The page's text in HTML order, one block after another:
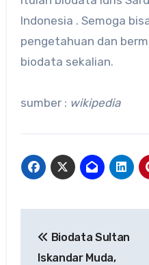
Indonesia . Semoga
pengetahuan dan
biodata sekalian.
sumber : wikipedia
pos
Biodata Sultan
Iskandar Muda,